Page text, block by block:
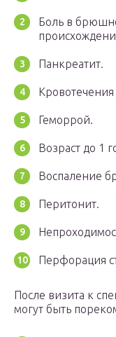
Боль в
Панкреатит.
Геморрой.
Возраст до 1
Воспаление
Перитонит.
Перфорация
После визита к
могут быть